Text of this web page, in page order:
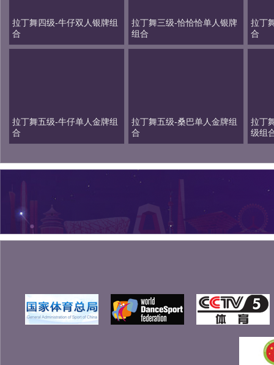
拉丁舞四级-牛仔双人银牌组
合
拉丁舞三级-恰恰恰单人银牌
组合
拉丁
合
拉丁舞五级-牛仔单人金牌组
合
拉丁舞五级-桑巴单人金牌组
合
拉丁
级组